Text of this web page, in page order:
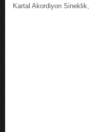
Kartal Akordiyon Sineklik,